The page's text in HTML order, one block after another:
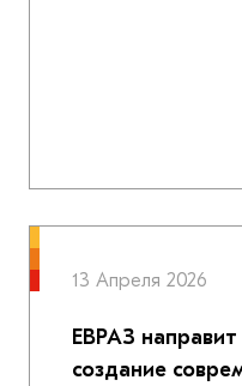
13 Апреля 2026
ЕВРАЗ
создание